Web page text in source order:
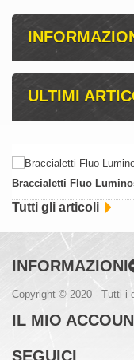
ULTIMI
Braccialetti Fluo
Tutti gli articoli
INFORMAZIONI
Copyright © 2020 - Tutti i
IL MIO
SEGUICI